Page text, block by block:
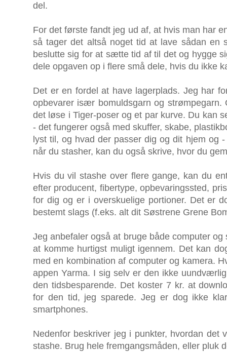
del.
For det første fandt jeg ud af, at hvis man har
så tager det altså noget tid at lave sådan en
beslutte sig for at sætte tid af til det og hygge
dele opgaven op i flere små dele, hvis du ikke
Det er en fordel at have lagerplads. Jeg har
opbevarer især bomuldsgarn og
det løse i Tiger-poser og et par kurve. Du kan
- det fungerer også med skuffer, skabe,
lyst til, og hvad der passer dig og dit hjem og
når du stasher, kan du også skrive, hvor du
Hvis du vil stashe over flere gange, kan du
efter producent, fibertype, opbevaringssted,
for dig og er i overskuelige portioner. Det er
bestemt slags (f.eks. alt dit Søstrene Grene
Jeg anbefaler også at bruge både computer
at komme hurtigst muligt igennem. Det kan
med en kombination af computer og kamera.
appen Yarma. I sig selv er den ikke
den tidsbesparende. Det koster 7 kr. at
for den tid, jeg sparede. Jeg er dog ikke
smartphones.
Nedenfor beskriver jeg i punkter, hvordan
stashe. Brug hele fremgangsmåden, eller pluk